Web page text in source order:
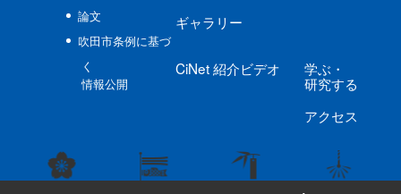
論文
吹田市条例に基づ
く
情報公開
ギャラリー
CiNet紹介ビデオ 学ぶ ・
研究する
アクセス